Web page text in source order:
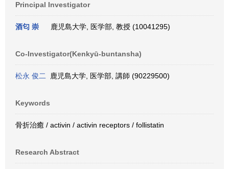
Principal Investigator
酒匂 崇 鹿児島大学, 医学部, 教授 (10041295)
Co-Investigator(Kenkyū-buntansha)
松永 俊二 鹿児島大学, 医学部, 講師 (90229500)
Keywords
骨折治癒 / activin / activin receptors / follistatin
Research Abstract